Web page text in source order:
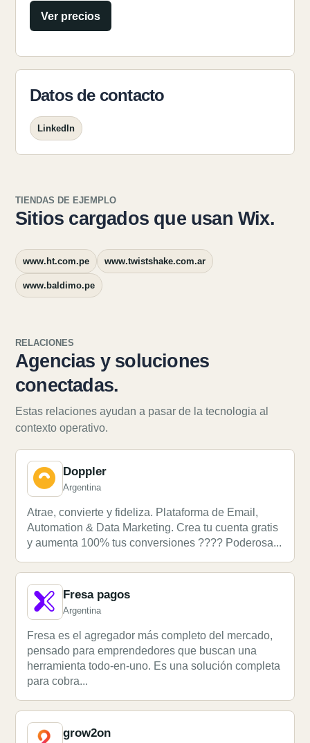
Ver precios
Datos de contacto
LinkedIn
TIENDAS DE EJEMPLO
Sitios cargados que usan Wix.
www.ht.com.pe www.twistshake.com.ar
www.baldimo.pe
RELACIONES
Agencias y soluciones
conectadas.
Estas relaciones ayudan a pasar de la tecnologia al
contexto operativo.
Doppler
Argentina
Atrae, convierte y fideliza. Plataforma de Email,
Automation & Data Marketing. Crea tu cuenta gratis
y aumenta 100% tus conversiones ???? Poderosa...
Fresa pagos
Argentina
Fresa es el agregador más completo del mercado,
pensado para emprendedores que buscan una
herramienta todo-en-uno. Es una solución completa
para cobra...
grow2on